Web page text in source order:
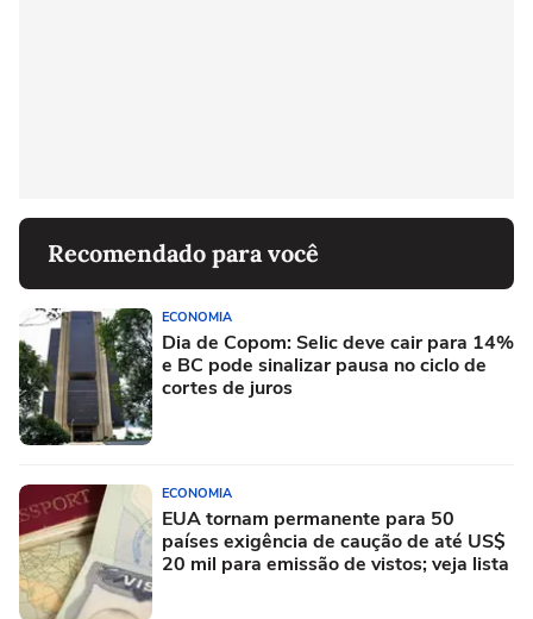
Recomendado para você
ECONOMIA
Dia de Copom: Selic deve cair para 14%
e BC pode sinalizar pausa no ciclo de
cortes de juros
ECONOMIA
EUA tornam permanente para 50
países exigência de caução de até US$
20 mil para emissão de vistos; veja lista